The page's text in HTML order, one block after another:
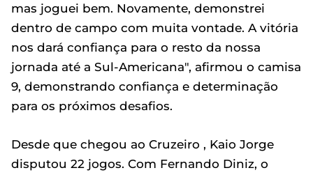
mas joguei bem. Novamente, demonstrei
dentro de campo com muita vontade. A vitória
nos dará confiança para o resto da nossa
jornada até a Sul-Americana", afirmou o camisa
9, demonstrando confiança e determinação
para os próximos desafios.
Desde que chegou ao Cruzeiro , Kaio Jorge
disputou 22 jogos. Com Fernando Diniz, o